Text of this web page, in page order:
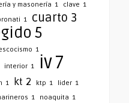
y masonería 1 clave 1
1 cuarto 3
5
1
interior 1 iv7
1 kt 2 ktp 1 lider 1
1 noaquita 1